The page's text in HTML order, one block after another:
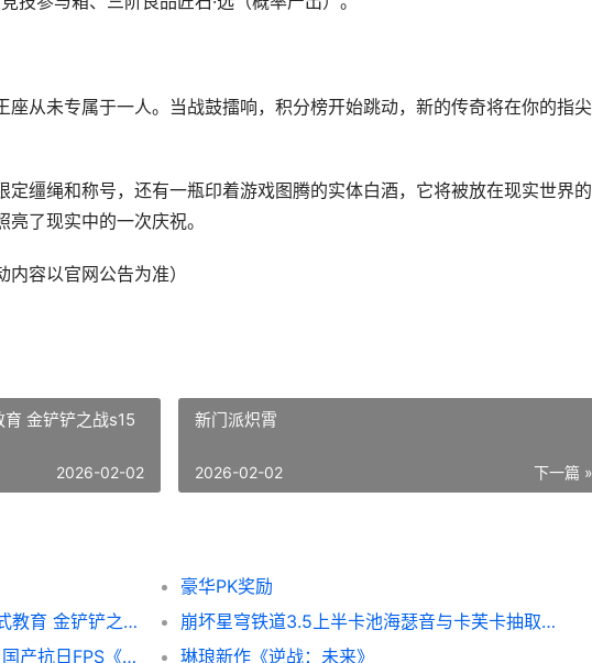
座从未专属于一人。当战鼓擂响，积分榜开始跳动，新的传奇将在你的指
定缰绳和称号，还有一瓶印着游戏图腾的实体白酒，它将被放在现实世界
了现实中的一次庆祝。
内容以官网公告为准）
金铲铲之战s15
2026-02-02
新门派炽霄
下一篇 »
2026-02-02
豪华PK奖励
金铲铲之战S15万血盖伦阵容方式教育 金铲铲之战s15万血龙龟是怎么升级
崩坏星穹铁道3.5上半卡池海瑟音与卡芙卡抽取建议 崩坏星穹铁道3.5版本
国产抗日FPS《烽火十四》首曝 国产抗日FPS《烽火十四》公布
​琳琅新作《逆战：未来》